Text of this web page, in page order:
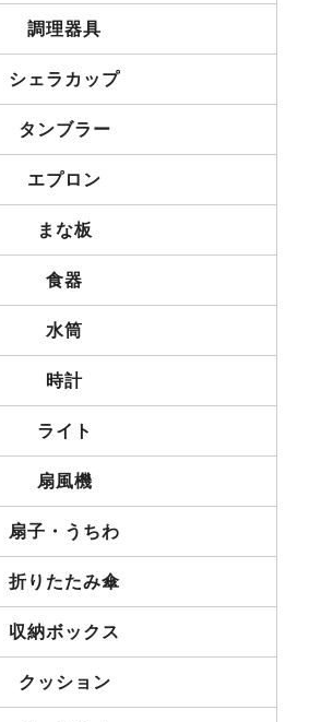
調理器具
シェラカップ
タンブラー
エプロン
まな板
食器
水筒
時計
ライト
扇風機
扇子・うちわ
折りたたみ傘
収納ボックス
クッション